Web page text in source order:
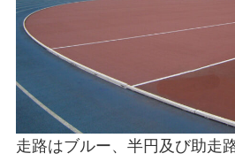
走路はブルー、半円及び助走